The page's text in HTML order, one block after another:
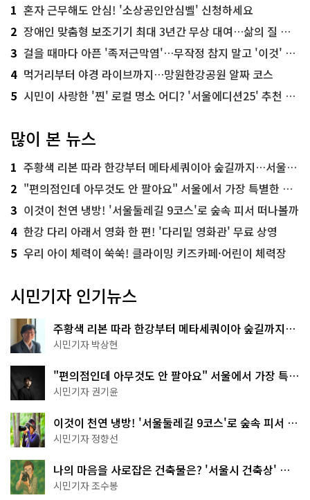
1 혼자 근무해도 안심! '소상공인안심벨' 신청하세요
2 장애인 맞춤형 보조기기 최대 3년간 무상 대여…삶의 질 높인다
3 걸을 때마다 아픈 '족저근막염'…무작정 참지 말고 '이것' 해보세요!
4 먹거리부터 야경 라이브까지…망원한강공원 알짜 코스
5 시민이 사랑한 '찐' 로컬 명소 어디? '서울에디션25' 추천 코스
많이 본 뉴스
1 주황색 리본 따라 한강부터 메타세쿼이아 숲길까지…서울둘레길 15코스
2 "편의점인데 아무것도 안 팔아요" 서울에서 가장 특별한 편의점의 정체
3 이것이 천연 냉방! '서울둘레길 9코스'로 숲속 피서 떠나볼까
4 한강 다리 아래서 영화 한 편! '다리밑 영화관' 무료 상영
5 우리 아이 체력이 쑥쑥! 클라이밍 키즈카페·어린이 체력장
시민기자 인기뉴스
주황색 리본 따라 한강부터 메타세쿼이아 숲길까지…
서울둘레길 15코스
시민기자 박상현
"편의점인데 아무것도 안 팔아요" 서울에서 가장 특별
한 편의점의 정체
시민기자 권기윤
이것이 천연 냉방! '서울둘레길 9코스'로 숲속 피서 떠
나볼까
시민기자 정향선
나의 마음을 사로잡은 건축물은? '서울시 건축상' 수
상작 공개!
시민기자 조수봉